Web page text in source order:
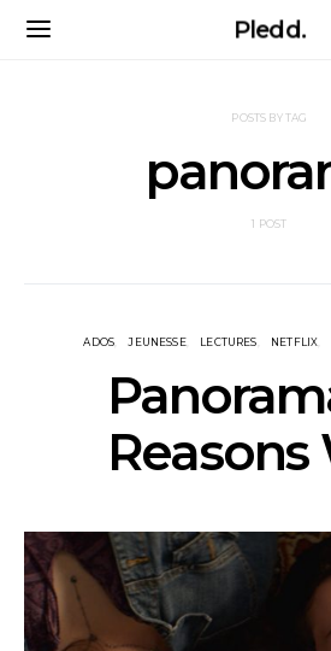
Pledd.
POSTS BY TAG
1 POST
ADOS JEUNESSE LECTURES NETFLIX
Reasons